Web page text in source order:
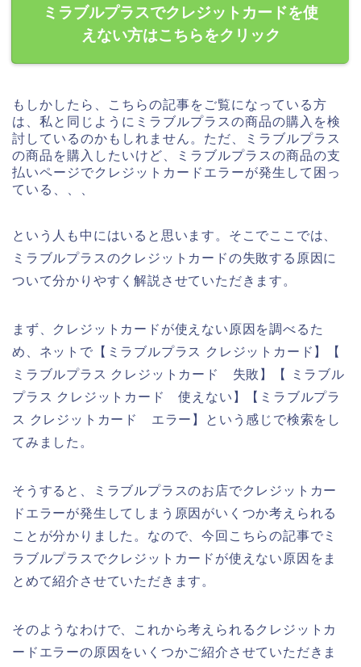
ミラブルプラスでクレジットカードを使
えない方はこちらをクリック
もしかしたら、こちらの記事をご覧になっている方
は、私と同じようにミラブルプラスの商品の購入を検
討しているのかもしれません。ただ、ミラブルプラス
の商品を購入したいけど、ミラブルプラスの商品の支
払いページでクレジットカードエラーが発生して困っ
ている、、、
という人も中にはいると思います。そこでここでは、
ミラブルプラスのクレジットカードの失敗する原因に
ついて分かりやすく解説させていただきます。
まず、クレジットカードが使えない原因を調べるた
め、ネットで【ミラブルプラス クレジットカード】【
ミラブルプラス クレジットカード 失敗】【 ミラブル
プラス クレジットカード 使えない】【ミラブルプラ
ス クレジットカード エラー】という感じで検索をし
てみました。
そうすると、ミラブルプラスのお店でクレジットカー
ドエラーが発生してしまう原因がいくつか考えられる
ことが分かりました。なので、今回こちらの記事でミ
ラブルプラスでクレジットカードが使えない原因をま
とめて紹介させていただきます。
そのようなわけで、これから考えられるクレジットカ
ードエラーの原因をいくつかご紹介させていただきま